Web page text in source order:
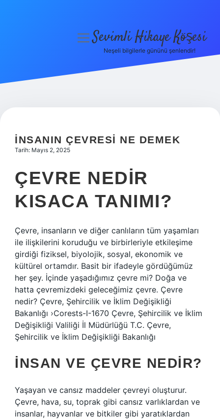
Hakkımızda
menüyüSevimli Hikaye Köşesi
Neşeli bilgilerle gününü şenlendir!
İNSANIN ÇEVRESI NE DEMEK
Tarih: Mayıs 2, 2025
ÇEVRE NEDIR
KISACA TANIMI?
Çevre, insanların ve diğer canlıların tüm yaşamları
ile ilişkilerini koruduğu ve birbirleriyle etkileşime
girdiği fiziksel, biyolojik, sosyal, ekonomik ve
kültürel ortamdır. Basit bir ifadeyle gördüğümüz
her şey. İçinde yaşadığımız çevre mi? Doğa ve
hatta çevremizdeki geleceğimiz çevre. Çevre
nedir? Çevre, Şehircilik ve İklim Değişikliği
Bakanlığı ›Corests-I-1670 Çevre, Şehircilik ve İklim
Değişikliği Valiliği İl Müdürlüğü T.C. Çevre,
Şehircilik ve İklim Değişikliği Bakanlığı
İNSAN VE ÇEVRE NEDIR?
Yaşayan ve cansız maddeler çevreyi oluşturur.
Çevre, hava, su, toprak gibi cansız varlıklardan ve
insanlar, hayvanlar ve bitkiler gibi yaratıklardan